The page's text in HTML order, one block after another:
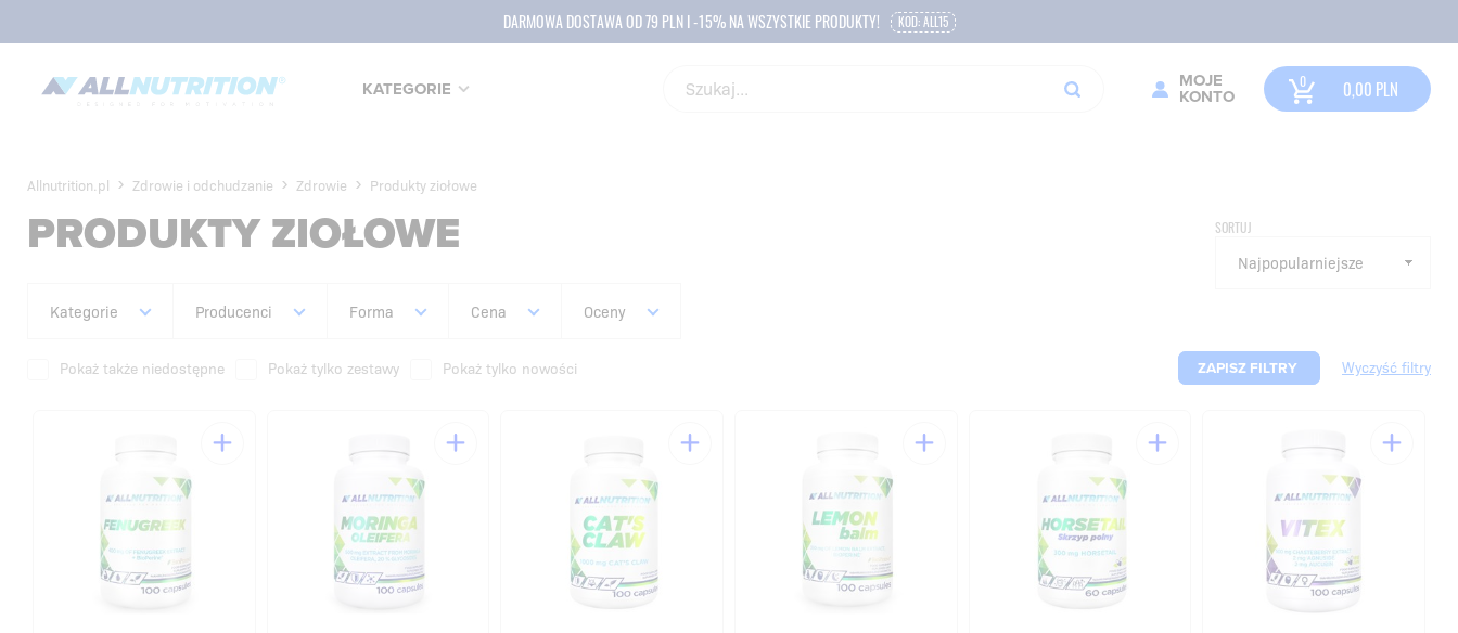
DARMOWA DOSTAWA OD 79 PLN I -15% NA WSZYSTKIE PRODUKTY! KOD: ALL15
KATEGORIE
MOJE
KONTO
0,00 PLN
Allnutrition.pl Zdrowie i odchudzanie Zdrowie Produkty ziołowe
PRODUKTY ZIOŁOWE SORTUJ
Kategorie Producenci Forma Cena Oceny
Pokaż także niedostępne Pokaż tylko zestawy Pokaż tylko nowości ZAPISZ FILTRY